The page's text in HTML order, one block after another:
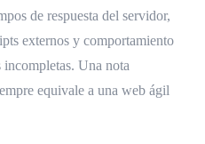
de respuesta del servidor,
externos y comportamiento
Una nota
equivale a una web ágil